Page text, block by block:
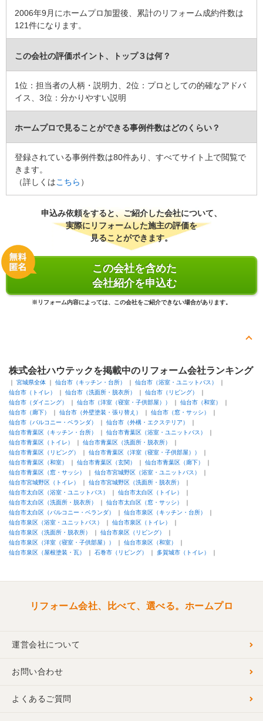
人の方たちとのコミュニケーション不足が気になりました。思い描
いていた通りのシックな感じに仕上がり、毎日の入浴がとても癒し
です。
この会社に決めた理由
一度で済んでよかった。
・介護保険が適用になる提案
建物のタイプ
： マンション
施工地
：宮城県 仙台市
築年数
工事完了日
： 2024年7月19日
『担当者の人柄・説明力』が良かった（60代/男性）
4
社長の人柄が良く、説明の仕方が丁寧で説得力も有り、色々の面で
提案を行ってもらい
満足のいく結果が得られた。
建物のタイプ
： 戸建住宅
リフォーム箇所：キッチン・台所、 浴室・ユニットバス、トイレ
洗面所・脱
衣所、屋根、リビング、 ダイニング 、和室、 玄関
サッシ
価格
： 15,788,562円
施工地
： 宮城県 大崎市
築年数
： 30年以上
工事完了日
： 2024年6月7日
2006年9月にホームプロ加盟後、累計のリフォーム成約件数は
121件になります。
この会社の評価ポイント、トップ３は何？
1位：担当者の人柄・説明力、2位：プロとしての的確なアドバ
イス、3位：分かりやすい説明
ホームプロで見ることができる事例件数はどのくらい？
登録されている事例件数は80件あり、すべてサイト上で閲覧で
きます。
（詳しくはこちら ）
申込み依頼をすると、ご紹介した会社について、
実際にリフォームした施主の評価を
見ることができます。
この会社を含めた
会社紹介を申込む
※リフォーム内容によっては、この会社をご紹介できない場合があります。
株式会社ハウテックを掲載中のリフォーム会社ランキング
宮城県全体 仙台市（キッチン・台所）
仙台市（浴室・ユニットバス）
仙台市（トイレ）
仙台市（洗面所・脱衣所）
仙台市（リビング）
仙台市（ダイニング）
仙台市（洋室（寝室・子供部屋））
仙台市（和室）
仙台市（廊下）
仙台市（外壁塗装・張り替え）
仙台市（窓・サッシ）
仙台市（バルコニー・ベランダ）
仙台市（外構・エクステリア）
仙台市青葉区（キッチン・台所）
仙台市青葉区（浴室・ユニットバス）
仙台市青葉区（トイレ）
仙台市青葉区（洗面所・脱衣所）
仙台市青葉区（リビング）
仙台市青葉区（洋室（寝室・子供部屋））
仙台市青葉区（和室）
仙台市青葉区（玄関）
仙台市青葉区（廊下）
仙台市青葉区（窓・サッシ）
仙台市宮城野区（浴室・ユニットバス）
仙台市宮城野区（トイレ）
仙台市宮城野区（洗面所・脱衣所）
仙台市太白区（浴室・ユニットバス）
仙台市太白区（トイレ）
仙台市太白区（洗面所・脱衣所）
仙台市太白区（窓・サッシ）
仙台市太白区（バルコニー・ベランダ）
仙台市泉区（キッチン・台所）
仙台市泉区（浴室・ユニットバス）
仙台市泉区（トイレ）
仙台市泉区（洗面所・脱衣所）
仙台市泉区（リビング）
仙台市泉区（洋室（寝室・子供部屋））
仙台市泉区（和室）
仙台市泉区（屋根塗装・瓦）
石巻市（リビング） 多賀城市（トイレ）
リフォーム会社、比べて、選べる。ホームプロ
運営会社について
お問い合わせ
よくあるご質問